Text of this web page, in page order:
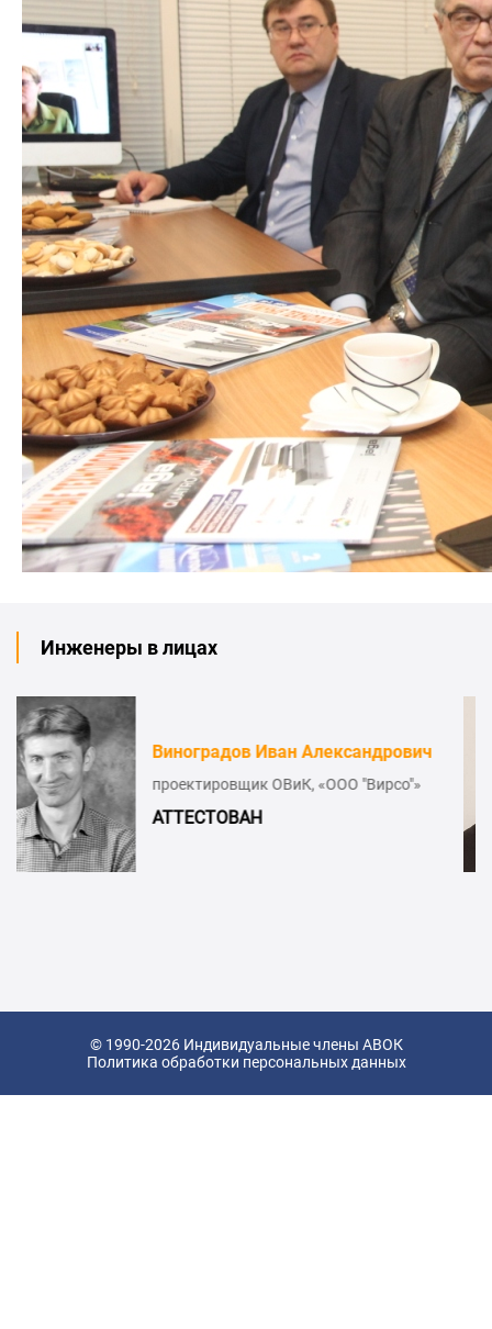
Инженеры в лицах
Мартынов Павел Николаевич
© 1990-2026 Индивидуальные члены АВОК
Политика обработки персональных данных